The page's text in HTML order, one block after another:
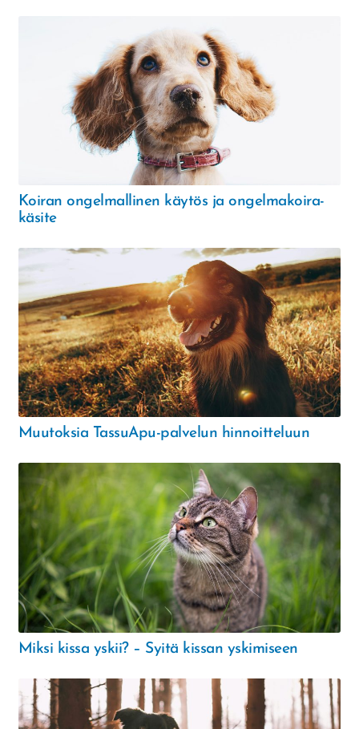
Koiran ongelmallinen käytös ja ongelmakoira-
käsite
Muutoksia TassuApu-palvelun hinnoitteluun
Miksi kissa yskii? – Syitä kissan yskimiseen